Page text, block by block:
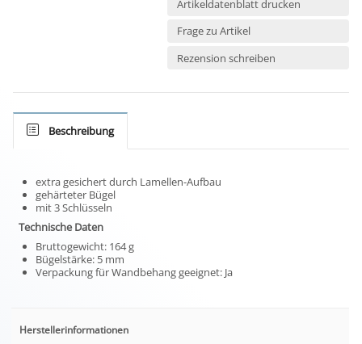
Artikeldatenblatt drucken
Frage zu Artikel
Rezension schreiben
Beschreibung
extra gesichert durch Lamellen-Aufbau
gehärteter Bügel
mit 3 Schlüsseln
Technische Daten
Bruttogewicht: 164 g
Bügelstärke: 5 mm
Verpackung für Wandbehang geeignet: Ja
Herstellerinformationen